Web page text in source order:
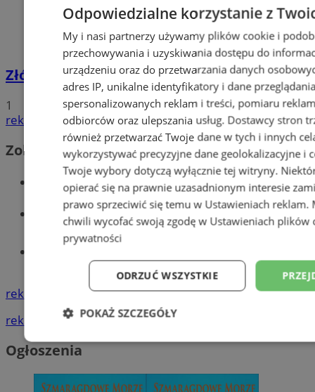
Złóż wniosek o dodatek węglowy
1
reklama
Zobacz również
Wiadomości kryminalne w Wodzisławiu
Wiadomości lokalne
reklama
reklama
Ogłoszenia
Odpowiedzialne korzystanie z
My i nasi partnerzy używamy plików cookie i
przechowywania i uzyskiwania dostępu do
urządzeniu oraz do przetwarzania danych
adres IP, unikalne identyfikatory i dane
spersonalizowanych reklam i treści, pomiaru
odbiorców oraz ulepszania usług. Dostawcy stron
również przetwarzać Twoje dane w tych i innych
wykorzystywać precyzyjne dane geolokalizacyjne i
Twoje wybory dotyczą wyłącznie tej witryny.
opierać się na prawnie uzasadnionym interesie
prawo sprzeciwić się temu w Ustawieniach reklam.
chwili wycofać swoją zgodę w Ustawieniach plików
prywatności
ODRZUĆ WSZYSTKIE
POKAŻ SZCZEGÓŁY
Niezbędne Wydajność